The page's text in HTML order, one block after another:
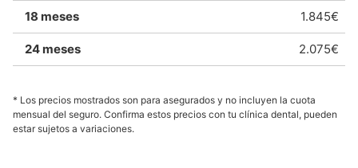
1.845€
2.075€
* Los precios mostrados son para asegurados y no incluyen la cuota
mensual del seguro. Confirma estos precios con tu clínica dental, pueden
estar sujetos a variaciones.